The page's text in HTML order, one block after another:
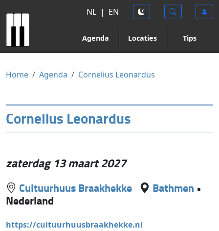
NL | EN
Agenda Locaties Tips
Home Agenda Cornelius Leonardus
Cornelius Leonardus
zaterdag 13 maart 2027
Cultuurhuus Braakhekke Bathmen •
Nederland
https://cultuurhuusbraakhekke.nl